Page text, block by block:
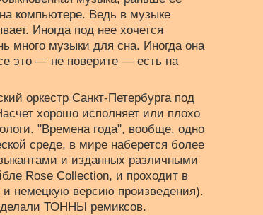
компьютере. Ведь в музыке
Иногда под нее хочется
много музыки для сна. Иногда она
это — не поверите — есть на
оркестр Санкт-Петербурга под
хорошо исполняет или плохо
"Времена года", вообще, одно
среде, в мире наберется более
и изданных различными
Rose Collection, и проходит в
немецкую версию произведения).
ТОННЫ ремиксов.